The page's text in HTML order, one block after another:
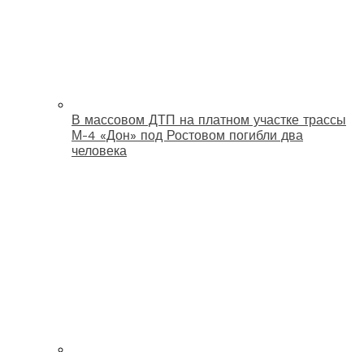
В массовом ДТП на платном участке трассы
М-4 «Дон» под Ростовом погибли два
человека